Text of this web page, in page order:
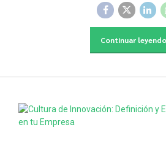
Continuar leyendo